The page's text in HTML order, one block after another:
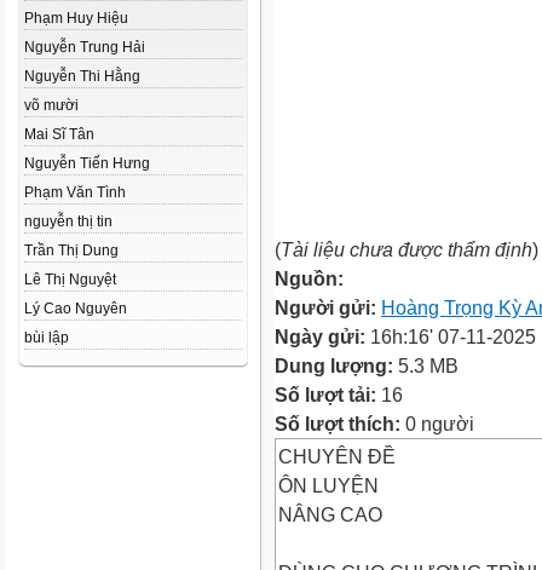
Phạm Huy Hiệu
Nguyễn Trung Hải
Nguyễn Thi Hằng
võ mười
Mai Sĩ Tân
Nguyễn Tiến Hưng
Phạm Văn Tình
nguyễn thị tin
Trần Thị Dung
Lê Thị Nguyệt
Lý Cao Nguyên
bùi lập
(Tài liệu chưa được thẩm định)
Nguồn:
Người gửi: Hoàng Trọng Kỳ
Ngày gửi: 16h:16' 07-11-2025
Dung lượng: 5.3 MB
Số lượt tải: 16
Số lượt thích: 0 người
CHUYÊN ĐỀ
ÔN LUYỆN
NÂNG CAO